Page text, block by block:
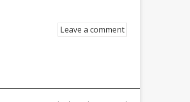
Leave a comment